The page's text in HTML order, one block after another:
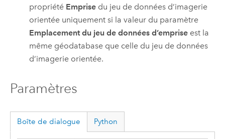
propriété Emprise du jeu de données d’imagerie
orientée uniquement si la valeur du paramètre
Emplacement du jeu de données d’emprise est la
même géodatabase que celle du jeu de données
d’imagerie orientée.
Paramètres
Boîte de dialogue Python